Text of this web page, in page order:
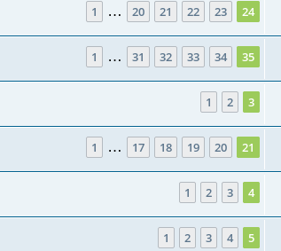
1 … 20 21 22 23 24
1 … 31 32 33 34 35
1 2 3
1 … 17 18 19 20 21
1 2 3 4
1 2 3 4 5